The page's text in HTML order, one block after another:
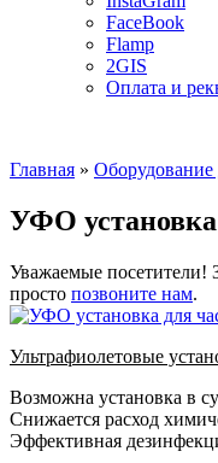
FaceBook
Flamp
2GIS
Оплата и
Главная » Оборудование
УФО установка
Уважаемые посетители!
просто позвоните нам.
Ультрафиолетовые
Возможна установка в
Снижается расход
Эффективная